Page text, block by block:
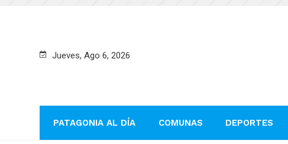
Jueves, Ago 6, 2026
PATAGONIA AL DÍA COMUNAS DEPORTES